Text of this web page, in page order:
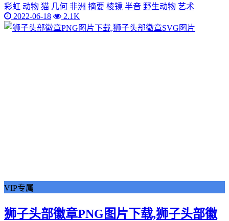
彩虹 动物 猫 几何 非洲 摘要 棱镜 半音 野生动物 艺术
2022-06-18
2.1K
VIP专属
狮子头部徽章PNG图片下载,狮子头部徽